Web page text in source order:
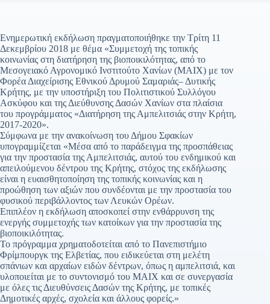
Ενημερωτική εκδήλωση πραγματοποιήθηκε την Τρίτη 11
Δεκεμβρίου 2018 με θέμα «Συμμετοχή της τοπικής
κοινωνίας στη διατήρηση της βιοποικιλότητας, από το
Μεσογειακό Αγρονομικό Ινστιτούτο Χανίων (ΜΑΙΧ) με τον
Φορέα Διαχείρισης Εθνικού Δρυμού Σαμαριάς– Δυτικής
Κρήτης, με την υποστήριξη του Πολιτιστικού Συλλόγου
Ασκύφου και της Διεύθυνσης Δασών Χανίων στα πλαίσια
του προγράμματος «Διατήρηση της Αμπελιτσιάς στην Κρήτη,
2017-2020».
Σύμφωνα με την ανακοίνωση του Δήμου Σφακίων
υπογραμμίζεται «Μέσα από το παράδειγμα της προσπάθειας
για την προστασία της Αμπελιτσιάς, αυτού του ενδημικού και
απειλούμενου δέντρου της Κρήτης, στόχος της εκδήλωσης
είναι η ευαισθητοποίηση της τοπικής κοινωνίας και η
προώθηση των αξιών που συνδέονται με την προστασία του
φυσικού περιβάλλοντος των Λευκών Ορέων.
Επιπλέον η εκδήλωση αποσκοπεί στην ενθάρρυνση της
ενεργής συμμετοχής των κατοίκων για την προστασία της
βιοποικιλότητας.
Το πρόγραμμα χρηματοδοτείται από το Πανεπιστήμιο
Φρίμπουργκ της Ελβετίας, που ειδικεύεται στη μελέτη
σπάνιων και αρχαίων ειδών δέντρων, όπως η αμπελιτσιά, και
υλοποιείται με το συντονισμό του ΜΑΙΧ και σε συνεργασία
με όλες τις Διευθύνσεις Δασών της Κρήτης, με τοπικές
Δημοτικές αρχές, σχολεία και άλλους φορείς.»